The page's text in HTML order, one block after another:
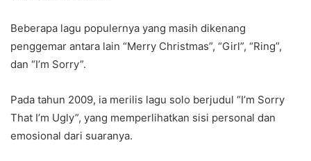
Beberapa lagu populernya yang masih dikenang
penggemar antara lain “Merry Christmas”, “Girl”, “Ring”,
dan “I’m Sorry”.
Pada tahun 2009, ia merilis lagu solo berjudul “I’m Sorry
That I’m Ugly”, yang memperlihatkan sisi personal dan
emosional dari suaranya.